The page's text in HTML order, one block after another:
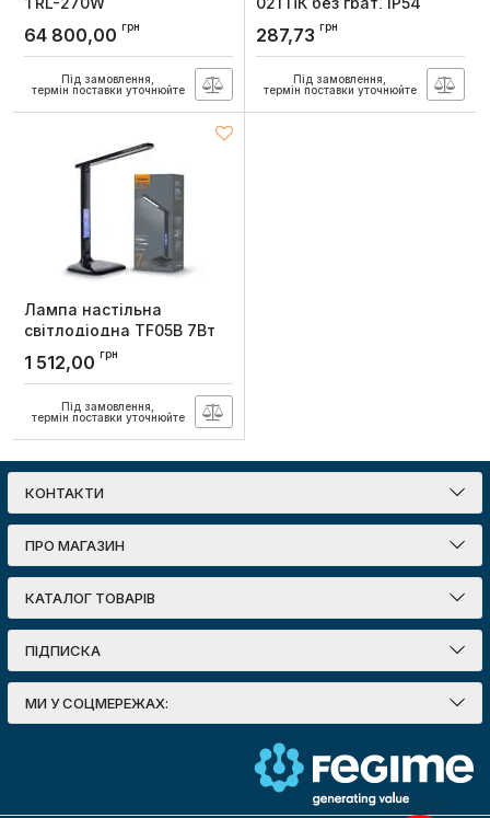
акумуляторний 12-40В 6
лінзи
64 800,00 грн
Під замовлення,
термін поставки уточнюйте
транзитний,кріплення на
гак
287,73 грн
Під замовлення,
термін поставки уточнюйте
Лампа настiльна
свiтлодiодна TF05B 7Вт
3000-5500К, Videx
Артикул:
1 512,00 грн
Під замовлення,
термін поставки уточнюйте
КОНТАКТИ
ПРО МАГАЗИН
КАТАЛОГ ТОВАРІВ
ПІДПИСКА
МИ У СОЦМЕРЕЖАХ: